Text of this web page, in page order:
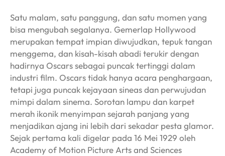
Satu malam, satu panggung, dan satu momen yang
bisa mengubah segalanya. Gemerlap Hollywood
merupakan tempat impian diwujudkan, tepuk tangan
menggema, dan kisah-kisah abadi terukir dengan
hadirnya Oscars sebagai puncak tertinggi dalam
industri film. Oscars tidak hanya acara penghargaan,
tetapi juga puncak kejayaan sineas dan perwujudan
mimpi dalam sinema. Sorotan lampu dan karpet
merah ikonik menyimpan sejarah panjang yang
menjadikan ajang ini lebih dari sekadar pesta glamor.
Sejak pertama kali digelar pada 16 Mei 1929 oleh
Academy of Motion Picture Arts and Sciences